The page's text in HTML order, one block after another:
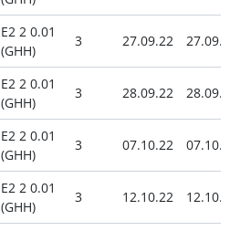
E2 2 0.01
(GHH)
3 27.09.22
E2 2 0.01
(GHH)
3 28.09.22
E2 2 0.01
(GHH)
3 07.10.22
E2 2 0.01
(GHH)
3 12.10.22